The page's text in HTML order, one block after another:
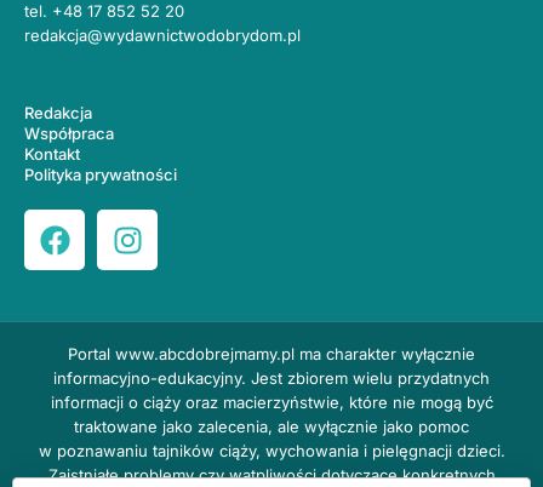
tel. +48 17 852 52 20
redakcja@wydawnictwodobrydom.pl
Redakcja
Współpraca
Kontakt
Polityka prywatności
Portal www.abcdobrejmamy.pl ma charakter wyłącznie
informacyjno-edukacyjny. Jest zbiorem wielu przydatnych
informacji o ciąży oraz macierzyństwie, które nie mogą być
traktowane jako zalecenia, ale wyłącznie jako pomoc
w poznawaniu tajników ciąży, wychowania i pielęgnacji dzieci.
Zaistniałe problemy czy wątpliwości dotyczące konkretnych